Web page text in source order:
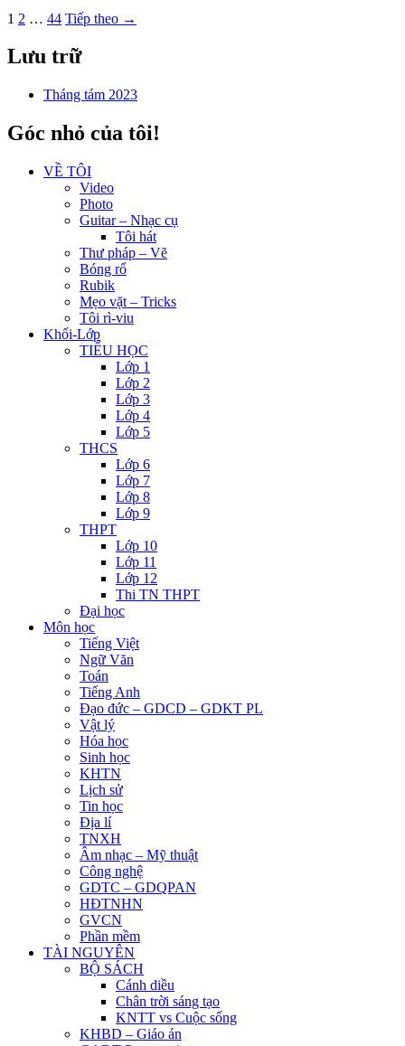
1 2 … 44 Tiếp theo →
Lưu trữ
Tháng tám 2023
Góc nhỏ của tôi!
VỀ TÔI
Video
Photo
Guitar – Nhạc cụ
Tôi hát
Thư pháp – Vẽ
Bóng rổ
Rubik
Mẹo vặt – Tricks
Tôi rì-viu
Khối-Lớp
TIỂU HỌC
Lớp 1
Lớp 2
Lớp 3
Lớp 4
Lớp 5
THCS
Lớp 6
Lớp 7
Lớp 8
Lớp 9
THPT
Lớp 10
Lớp 11
Lớp 12
Thi TN THPT
Đại học
Môn học
Tiếng Việt
Ngữ Văn
Toán
Tiếng Anh
Đạo đức – GDCD – GDKT PL
Vật lý
Hóa học
Sinh học
KHTN
Lịch sử
Tin học
Địa lí
TNXH
Âm nhạc – Mỹ thuật
Công nghệ
GDTC – GDQPAN
HĐTNHN
GVCN
Phần mềm
TÀI NGUYÊN
BỘ SÁCH
Cánh diều
Chân trời sáng tạo
KNTT vs Cuộc sống
KHBD – Giáo án